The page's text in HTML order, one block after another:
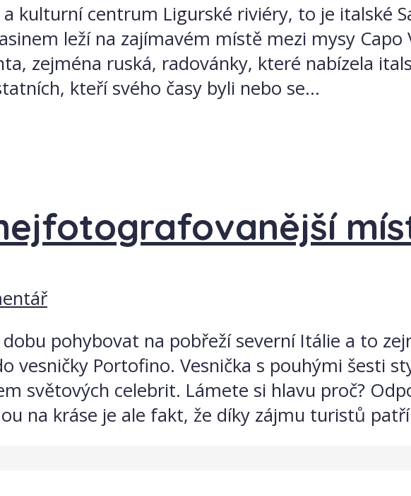
kulturní centrum Ligurské riviéry, to je italské
leží na zajímavém místě mezi mysy Capo
zejména ruská, radovánky, které nabízela
kteří svého časy byli nebo se...
pohybovat na pobřeží severní Itálie a to
vesničky Portofino. Vesnička s pouhými šesti
světových celebrit. Lámete si hlavu proč?
na kráse je ale fakt, že díky zájmu turistů